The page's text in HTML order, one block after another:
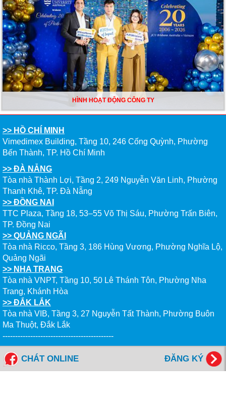
HÌNH HOẠT ĐỘNG CÔNG TY
>> HỒ CHÍ MINH
Vimedimex Building, Tầng 10, 246 Cống Quỳnh, Phường
Bến Thành, TP. Hồ Chí Minh
>> ĐÀ NẴNG
Tòa nhà Thành Lợi, Tầng 2, 249 Nguyễn Văn Linh, Phường
Thanh Khê, TP. Đà Nẵng
>> ĐỒNG NAI
TTC Plaza, Tầng 18, 53–55 Võ Thị Sáu, Phường Trấn Biên,
TP. Đồng Nai
>> QUẢNG NGÃI
Tòa nhà Ricco, Tầng 3, 186 Hùng Vương, Phường Nghĩa Lộ,
Quảng Ngãi
>> NHA TRANG
Tòa nhà VNPT, Tầng 10, 50 Lê Thánh Tôn, Phường Nha
Trang, Khánh Hòa
>> ĐẮK LẮK
Tòa nhà VIB, Tầng 3, 27 Nguyễn Tất Thành, Phường Buôn
Ma Thuột, Đắk Lắk
--------------------------------------------
Tổng đài miễn cước: 1800 6577
FANPAGES NEW WORLD EDUCATION
ĐĂNG KÝ
CHÁT ONLINE